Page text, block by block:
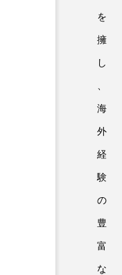
を
擁
し
海
外
経
験
の
豊
富
な